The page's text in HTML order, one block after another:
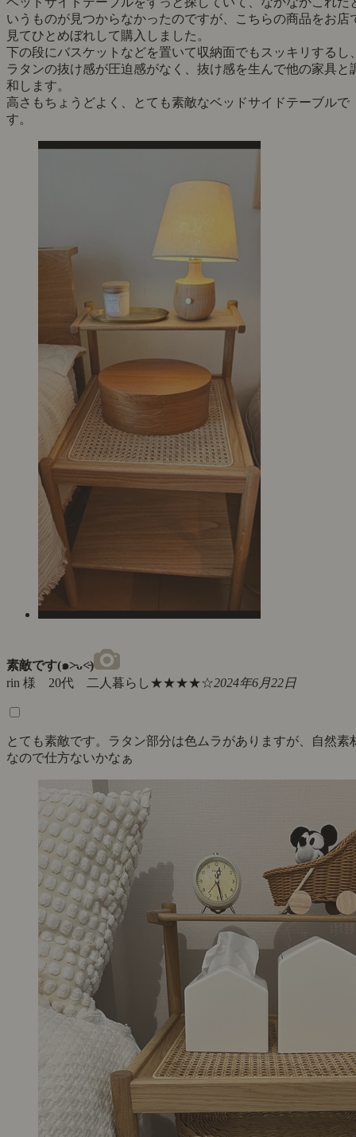
いうものが見つからなかったのですが、こちらの商品をお店
見てひとめぼれして購入しました。
下の段にバスケットなどを置いて収納面でもスッキリするし
ラタンの抜け感が圧迫感がなく、抜け感を生んで他の家具と
和します。
高さもちょうどよく、とても素敵なベッドサイドテーブルで
す。
素敵です(๑˃̵ᴗ˂̵)
rin 様 20代 二人暮らし★★★★☆2024年6月22日
とても素敵です。ラタン部分は色ムラがありますが、自然素
なので仕方ないかなぁ